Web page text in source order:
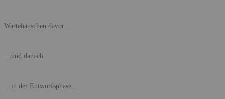
Wartehäuschen davor…
…und danach.
…in der Entwurfsphase…